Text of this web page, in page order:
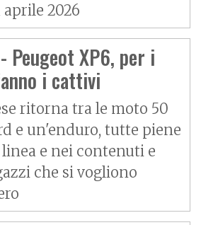
2026
Peugeot XP6, per i
i cattivi
ritorna tra le moto 50
e un'enduro, tutte piene
e nei contenuti e
che si vogliono